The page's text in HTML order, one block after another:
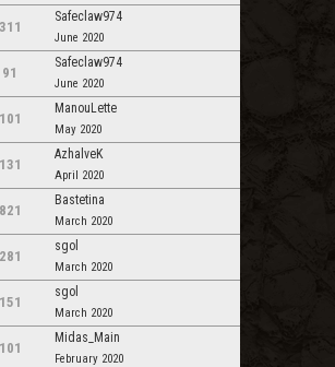
311
Safeclaw974
June 2020
91
Safeclaw974
June 2020
101
ManouLette
May 2020
131
AzhalveK
April 2020
821
Bastetina
March 2020
281
sgol
March 2020
151
sgol
March 2020
101
Midas_Main
February 2020